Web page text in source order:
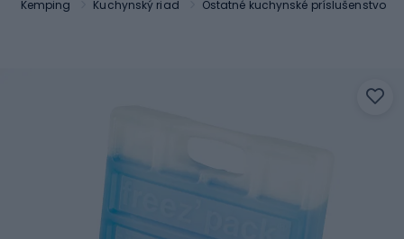
a Kemping Kuchynský riad Ostatné kuchynské príslušenstvo